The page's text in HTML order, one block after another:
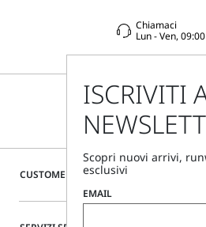
CUSTOMER CARE
Chiamaci
Lun - Ven,
ISCRIVITI
Scopri nuovi arrivi,
esclusivi
EMAIL